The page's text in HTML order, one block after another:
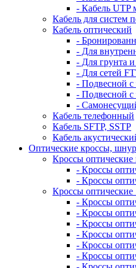
- Кабель UTP
Кабель для систем
Кабель оптический
-
- Для
- Для грунта
- Для сетей
- Подвесной
- Подвесной
-
Кабель телефонный
Кабель SFTP, SSTP
Кабель
Оптические кроссы,
Кроссы
- Кроссы
- Кроссы
Кроссы оптические
- Кроссы
- Кроссы
- Кроссы
- Кроссы
- Кроссы
- Кроссы